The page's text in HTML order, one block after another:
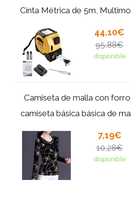
Cinta Métrica de 5m,
44,10€
95,88€
disponible
Camiseta de malla con
camiseta básica básica de
7,19€
10,28€
disponible